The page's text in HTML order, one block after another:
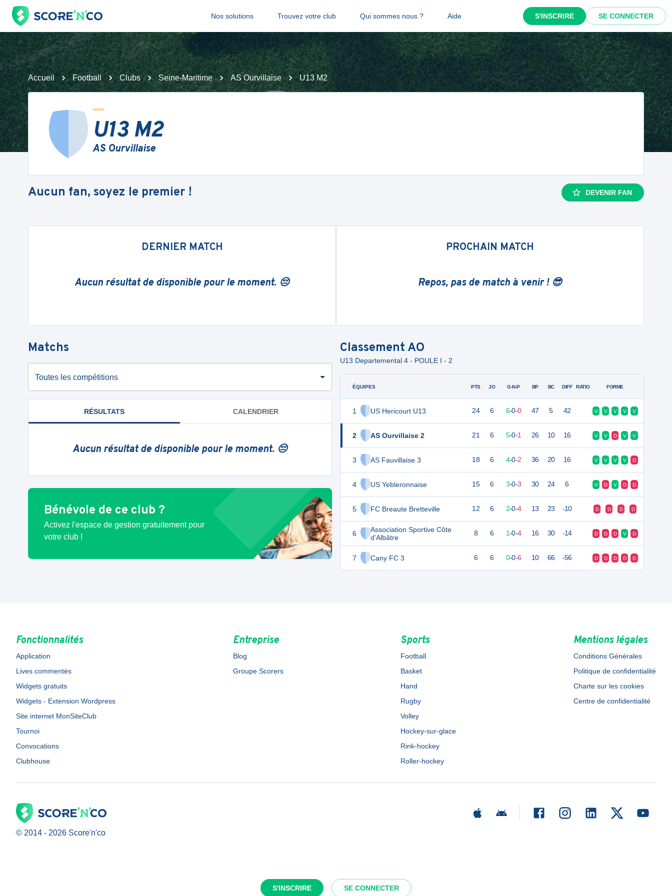
Nos solutions Trouvez votre club Qui sommes nous ? Aide S'INSCRIRE SE CONNECTER
S'INSCRIRE SE CONNECTER
Accueil Football Clubs Seine-Maritime AS Ourvillaise U13 M2
U13 M2
AS Ourvillaise
Aucun fan, soyez le premier ! DEVENIR FAN
DERNIER MATCH
Aucun résultat de disponible pour le moment. 😔
PROCHAIN MATCH
Repos, pas de match à venir ! 😎
Matchs
Toutes les compétitions
RÉSULTATS CALENDRIER
Aucun résultat de disponible pour le moment. 😔
Bénévole de ce club ?
Activez l'espace de gestion gratuitement pour
votre club !
Classement AO
U13 Departemental 4 - POULE I - 2
ÉQUIPES
1 US Hericourt U13
2 AS Ourvillaise 2
3 AS Fauvillaise 3
4 US Yebleronnaise
5 FC Breaute Bretteville
6
Association Sportive Côte
d'Albâtre
7 Cany FC 3
PTS JO G-N-P BP BC DIFF RATIO FORME
24 6 6-0-0 47 5 42 V V V V V
21 6 5-0-1 26 10 16 V V D V V
18 6 4-0-2 36 20 16 V V V V D
15 6 3-0-3 30 24 6 V D V D D
12 6 2-0-4 13 23 -10 D D D D
8 6 1-0-4 16 30 -14 D D D V D
6 6 0-0-6 10 66 -56 D D D D D
Fonctionnalités
Application
Lives commentés
Widgets gratuits
Widgets - Extension Wordpress
Site internet MonSiteClub
Tournoi
Convocations
Clubhouse
Entreprise
Blog
Groupe Scorers
Sports
Football
Basket
Hand
Rugby
Volley
Hockey-sur-glace
Rink-hockey
Roller-hockey
Mentions légales
Conditions Générales
Politique de confidentialité
Charte sur les cookies
Centre de confidentialité
© 2014 - 2026 Score'n'co